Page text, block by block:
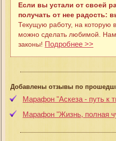
Если вы устали от своей
получать от нее радость:
Текущую работу, на которую
можно сделать любимой. Нам
законы! Подробнее >>
Добавлены отзывы по
Марафон "Аскеза - путь к
Марафон "Жизнь, полная